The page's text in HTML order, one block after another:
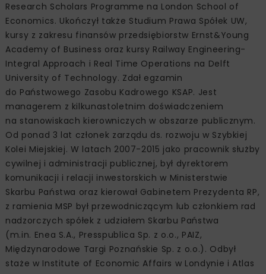
Research Scholars Programme na London School of
Economics. Ukończył także Studium Prawa Spółek UW,
kursy z zakresu finansów przedsiębiorstw Ernst&Young
Academy of Business oraz kursy Railway Engineering-
Integral Approach i Real Time Operations na Delft
University of Technology. Zdał egzamin
do Państwowego Zasobu Kadrowego KSAP. Jest
managerem z kilkunastoletnim doświadczeniem
na stanowiskach kierowniczych w obszarze publicznym.
Od ponad 3 lat członek zarządu ds. rozwoju w Szybkiej
Kolei Miejskiej. W latach 2007-2015 jako pracownik służby
cywilnej i administracji publicznej, był dyrektorem
komunikacji i relacji inwestorskich w Ministerstwie
Skarbu Państwa oraz kierował Gabinetem Prezydenta RP,
z ramienia MSP był przewodniczącym lub członkiem rad
nadzorczych spółek z udziałem Skarbu Państwa
(m.in. Enea S.A., Presspublica Sp. z o.o., PAIZ,
Międzynarodowe Targi Poznańskie Sp. z o.o.). Odbył
staże w Institute of Economic Affairs w Londynie i Atlas